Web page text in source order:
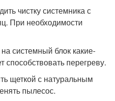
чистку системника с
При необходимости
системный блок какие-
перегреву.
щеткой с натуральным
пылесос.